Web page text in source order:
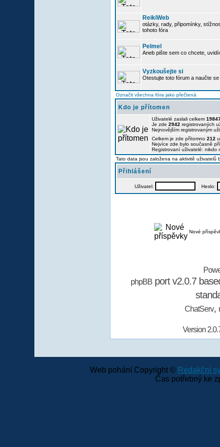
ReikiWeb
otázky, rady, připomínky,
tohoto fóra
Pelmel
Aneb pište sem co chcete,
Vyzkoušejte si
Otestujte toto fórum a naučte
Označit všechna fóra jako přečtená
Kdo je přítomen
Uživatelé zaslali celkem
Je zde 2942 registrovaných
Nejnovějším registrovaným
Celkem je zde přítomno 212
Nejvíce zde bylo současně
Registrovaní uživatelé: nikdo
Tato data jsou založena na aktivitě uživatelů
Přihlášení
Uživatel: Heslo:
Nové
phpBBport v2.0.7
ChatServ,
Version
Web pohání Copyright © Redakční
Čas potřebný ke